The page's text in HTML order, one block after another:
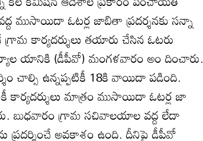
ఓటర్ల జాబితా ప్రదర్శనకు సన్నా
కార్యదర్శులు తయారు చేసిన ఓటరు
యానికి (డీపీవో) మంగళవారం అం దించారు.
చాల్సి ఉన్నప్పటికీ 18కి వాయిదా పడింది.
మాత్రం ముసాయిదా ఓటర్ల జా
బుధవారం గ్రామ సచివాలయాల వద్ద లేదా
అవకాశం ఉంది. దీనిపై డీపీవో